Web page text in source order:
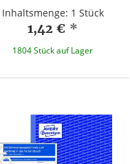
Inhaltsmenge: 1 Stück
1,42 € *
1804 Stück auf Lager